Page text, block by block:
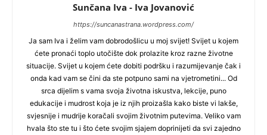
Sunčana Iva - Iva Jovanović
https://suncanastrana.wordpress.com/
Ja sam Iva i želim vam dobrodošlicu u moj svijet! Svijet u kojem
ćete pronaći toplo utočište dok prolazite kroz razne životne
situacije. Svijet u kojem ćete dobiti podršku i razumijevanje čak i
onda kad vam se čini da ste potpuno sami na vjetrometini... Od
srca dijelim s vama svoja životna iskustva, lekcije, puno
edukacije i mudrost koja je iz njih proizašla kako biste vi lakše,
svjesnije i mudrije koračali svojim životnim putevima. Veliko vam
hvala što ste tu i što ćete svojim sjajem doprinijeti da svi zajedno